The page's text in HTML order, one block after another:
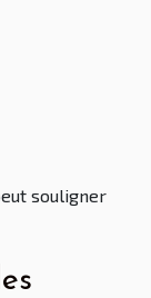
souligner